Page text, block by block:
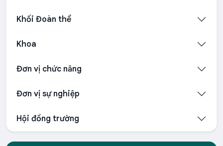
Khối Đoàn thể
Khoa
Đơn vị chức năng
Đơn vị sự nghiệp
Hội đồng trường